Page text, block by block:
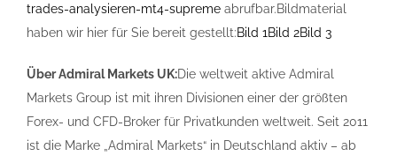
trades-analysieren-mt4-supreme abrufbar.Bildmaterial
haben wir hier für Sie bereit gestellt:Bild 1 Bild 2Bild 3
Über Admiral Markets UK:Die weltweit aktive Admiral
Markets Group ist mit ihren Divisionen einer der größten
Forex- und CFD-Broker für Privatkunden weltweit. Seit 2011
ist die Marke „Admiral Markets“ in Deutschland aktiv – ab